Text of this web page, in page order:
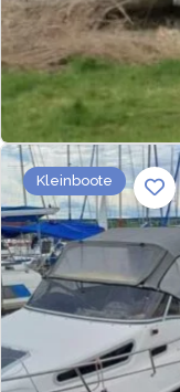
Kleinboote